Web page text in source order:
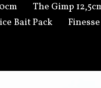
The Gimp
Bait Pack